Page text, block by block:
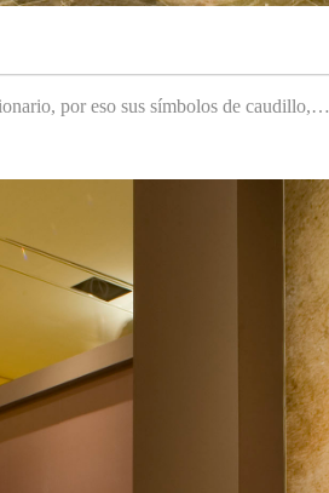
por eso sus símbolos de caudillo,…